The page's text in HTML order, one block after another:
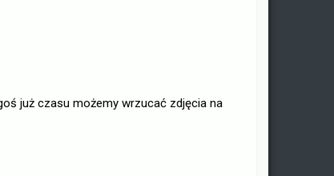
już czasu możemy wrzucać zdjęcia na